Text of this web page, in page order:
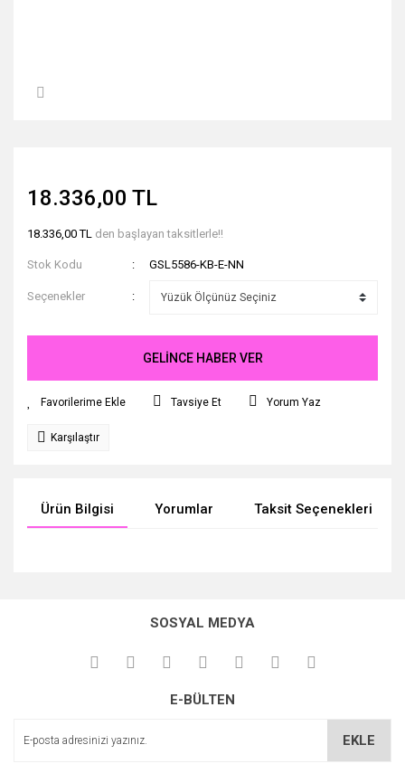
18.336,00 TL
18.336,00 TL den başlayan taksitlerle!!
Stok Kodu GSL5586-KB-E-NN
Seçenekler
GELİNCE HABER VER
Tavsiye Et Yorum Yaz
Karşılaştır
Ürün Bilgisi Yorumlar Taksit Seçenekleri
kullanarak tarafımıza iletebilirsiniz.
Görüş ve önerileriniz için teşekkür ederiz.
Ürün açıklamasında eksik bilgiler bulunuyor.
SOSYAL MEDYA
E-BÜLTEN
EKLE